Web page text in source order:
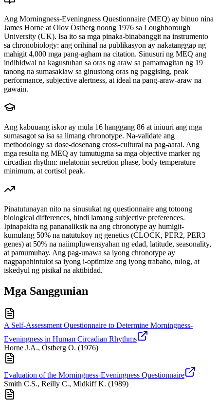
Ang Morningness-Eveningness Questionnaire (MEQ) ay binuo nina
James Horne at Olov Östberg noong 1976 sa Loughborough
University (UK). Isa ito sa mga pinaka-binabanggit na instrumento
sa chronobiology: ang orihinal na publikasyon ay nakatanggap ng
mahigit 4,000 mga pang-agham na citation. Sinusuri ng MEQ ang
indibidwal na kagustuhan sa oras ng araw sa pamamagitan ng 19
tanong na sumasaklaw sa ginustong oras ng paggising, peak
performance, subjective alertness, at ideal na pang-araw-araw na
gawain.
Ang kabuuang iskor ay mula 16 hanggang 86 at iniuuri ang mga
sumasagot sa isa sa limang chronotype. Na-validate ang
methodology sa dose-dosenang cross-cultural na pag-aaral. Ang
mga resulta ng MEQ ay tumutugma sa mga objective marker ng
circadian rhythm: melatonin secretion phase, body temperature
minimum, at cortisol peak.
Pinatutunayan nito na sinusukat ng questionnaire ang totoong
biological differences, hindi lamang subjective preferences.
Ipinapakita ng pananaliksik na ang chronotype ay humigit-
kumulang 50% na natutukoy ng genetics (CLOCK, PER2, PER3
genes) at 50% na naiimpluwensyahan ng edad, latitude, seasonality,
at pamumuhay. Ang pag-unawa sa iyong chronotype ay
nagpapahintulot sa iyong i-optimize ang iyong trabaho, tulog, at
iskedyul ng pisikal na aktibidad.
Mga Sanggunian
A Self-Assessment Questionnaire to Determine Morningness-
Eveningness in Human Circadian Rhythms
Horne J.A., Östberg O. (1976)
Evaluation of the Morningness-Eveningness Questionnaire
Smith C.S., Reilly C., Midkiff K. (1989)